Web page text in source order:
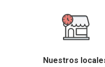
Nuestros